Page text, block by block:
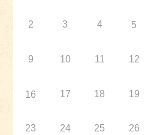
2 3 4 5
9 10 11 12
16 17 18 19
23 24 25 26